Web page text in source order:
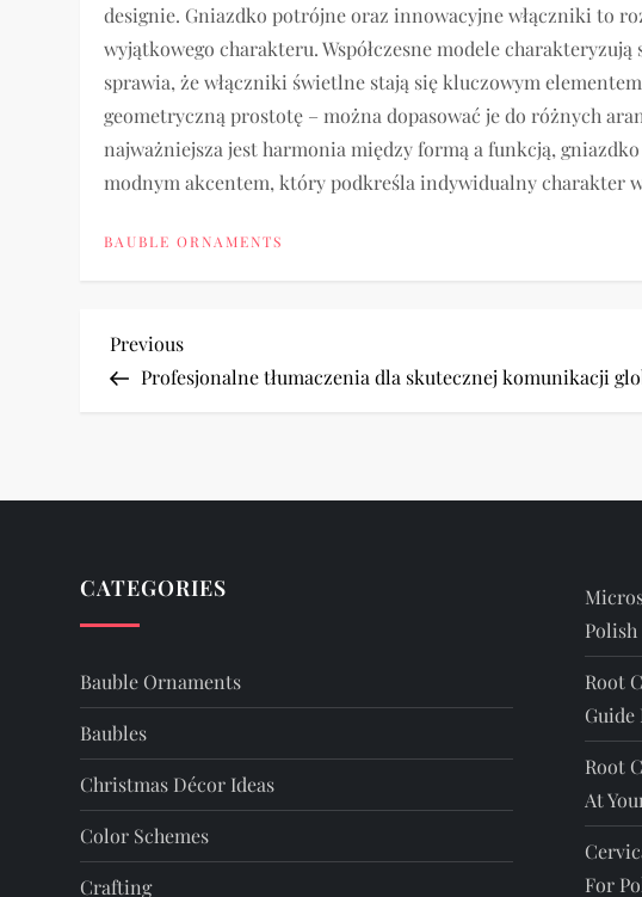
designie. Gniazdko potrójne oraz innowacyjne włączniki to
wyjątkowego charakteru. Współczesne modele
sprawia, że włączniki świetlne stają się kluczowym
geometryczną prostotę – można dopasować je do różnych
najważniejsza jest harmonia między formą a funkcją,
modnym akcentem, który podkreśla indywidualny charakter
BAUBLE ORNAMENTS
P
n
a
v
i
g
a
Previous
Post
Previous
Profesjonalne tłumaczenia dla skutecznej komunikacji
CATEGORIES
Bauble Ornaments
Baubles
Christmas Décor Ideas
Color Schemes
Crafting
Root
Guide
Root
At
For